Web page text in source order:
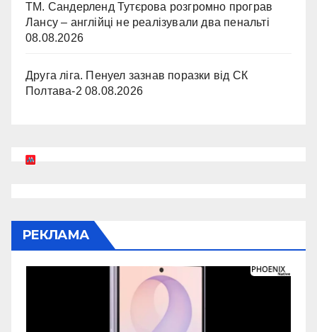
ТМ. Сандерленд Тутєрова розгромно програв
Лансу – англійці не реалізували два пенальті
08.08.2026
Друга ліга. Пенуел зазнав поразки від СК
Полтава-2 08.08.2026
РЕКЛАМА